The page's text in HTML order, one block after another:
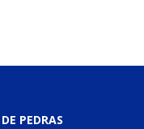
PEDRAS